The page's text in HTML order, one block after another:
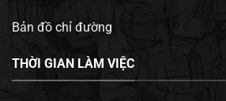
Bản đồ chỉ đường
THỜI GIAN LÀM VIỆC